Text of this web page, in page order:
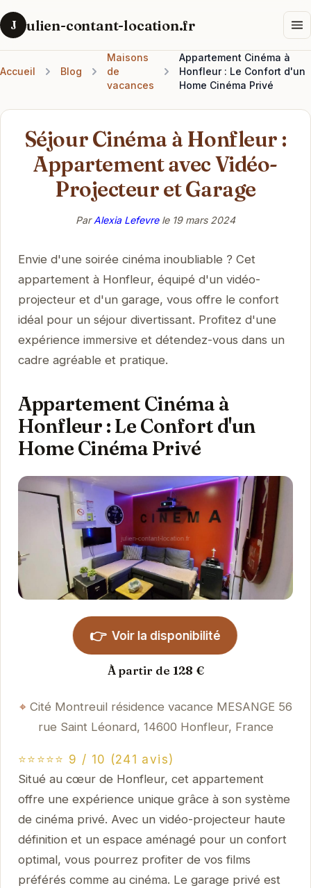
J ulien-contant-location.fr
Accueil Blog
Maisons
de
vacances
Appartement Cinéma à
Honfleur : Le Confort d'un
Home Cinéma Privé
Séjour Cinéma à Honfleur :
Appartement avec Vidéo-
Projecteur et Garage
ParAlexia Lefevrele 19 mars 2024
Envie d'une soirée cinéma inoubliable ? Cet
appartement à Honfleur, équipé d'un vidéo-
projecteur et d'un garage, vous offre le confort
idéal pour un séjour divertissant. Profitez d'une
expérience immersive et détendez-vous dans un
cadre agréable et pratique.
Appartement Cinéma à
Honfleur : Le Confort d'un
Home Cinéma Privé
👉 Voir la disponibilité
À partir de 128 €
Cité Montreuil résidence vacance MESANGE 56
rue Saint Léonard, 14600 Honfleur, France
⭐⭐⭐⭐⭐ 9 / 10 (241 avis)
Situé au cœur de Honfleur, cet appartement
offre une expérience unique grâce à son système
de cinéma privé. Avec un vidéo-projecteur haute
définition et un espace aménagé pour un confort
optimal, vous pourrez profiter de vos films
préférés comme au cinéma. Le garage privé est